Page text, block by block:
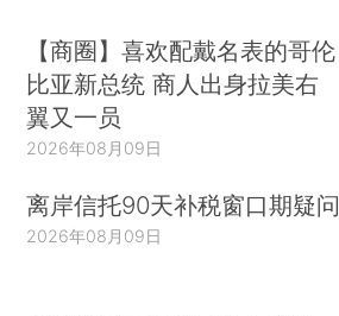
【商圈】喜欢配戴名表的哥伦
比亚新总统 商人出身拉美右
翼又一员
2026年08月09日
离岸信托90天补税窗口期疑问
2026年08月09日